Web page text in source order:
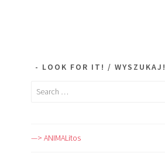
LOOK FOR IT! / WYSZUKAJ!
Search
—> ANIMALitos